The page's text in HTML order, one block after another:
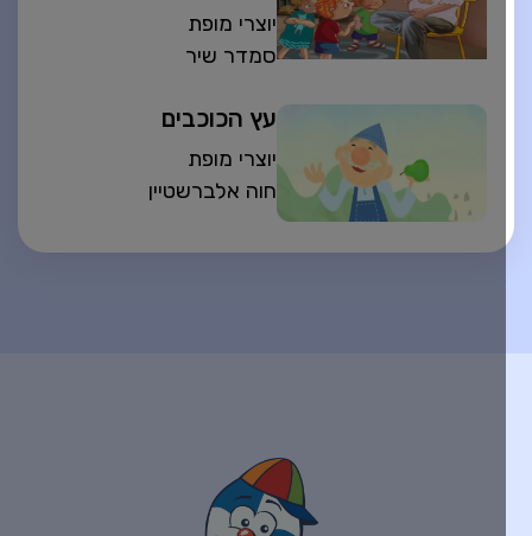
יוצרי מופת
סמדר שיר
עץ הכוכבים
יוצרי מופת
חוה אלברשטיין